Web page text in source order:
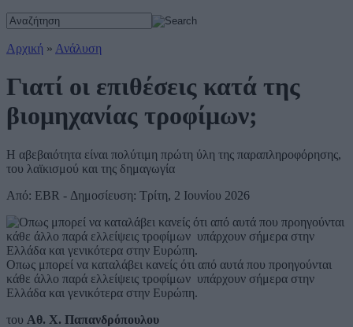
Αρχική » Ανάλυση
Γιατί οι επιθέσεις κατά της
βιομηχανίας τροφίμων;
Η αβεβαιότητα είναι πολύτιμη πρώτη ύλη της παραπληροφόρησης,
του λαϊκισμού και της δημαγωγία
Από: EBR - Δημοσίευση: Τρίτη, 2 Ιουνίου 2026
Οπως μπορεί να καταλάβει κανείς ότι από αυτά που προηγούνται
κάθε άλλο παρά ελλείψεις τροφίμων υπάρχουν σήμερα στην
Ελλάδα και γενικότερα στην Ευρώπη.
του Αθ. Χ. Παπανδρόπουλου